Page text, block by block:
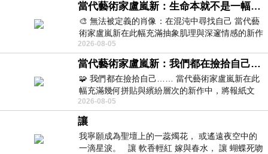
當代藝術家盧嵐新：生命本就不是一幅能被定義的肖像，在混亂與交疊中拼湊完整的靈魂
🎨 無法被定義的肖像：在混沌中尋找自己 當代藝
術家盧嵐新在此幅充滿抽象肌理與深邃情感的新作
中，以灰白為基底，交織著塗抹、刮擦與
2026-08-05
當代藝術家盧嵐新：我們都在撿拾自己，將散落的情緒與碎片，拼回生命完整的輪廓
🧩 我們都在撿拾自己…… 當代藝術家盧嵐新在此
幅充滿幾何拼貼與繽紛層次的新作中，將報紙文
字、彩色剪紙與明亮顏料層層
2026-08-05
讓
我寧願成為聖壇上的一蕊燭花， 或遙遠夜空中的
一滴星淚。 讓 軟香輕紅 嫁與春水， 讓 蝴蝶死吻